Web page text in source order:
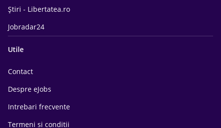
Știri - Libertatea.ro
Jobradar24
Utile
Contact
Despre eJobs
Intrebari frecvente
Termeni si conditii